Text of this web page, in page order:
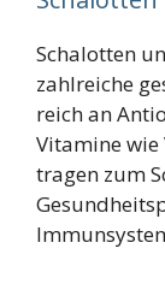
Schalotten
zahlreiche
reich an
Vitamine wie
tragen zum